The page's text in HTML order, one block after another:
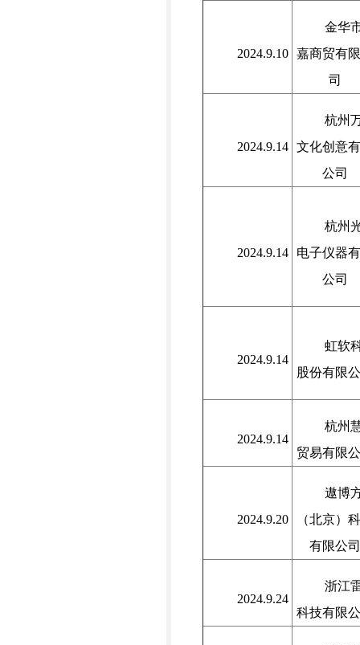
2024.9.10
金华
嘉商贸有
司
2024.9.14
杭州
文化创意
公司
2024.9.14
杭州
电子仪器
公司
2024.9.14
虹软
股份有限
2024.9.14
杭州
贸易有限
2024.9.20
遨博
（北京）
有限公
2024.9.24
浙江
科技有限